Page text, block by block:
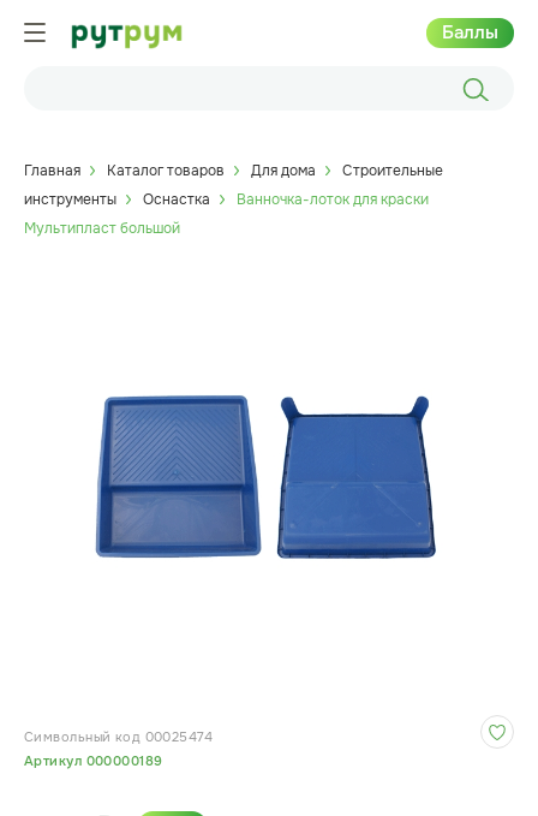
Баллы
Главная Каталог товаров Для дома
Строительные
инструменты
Оснастка
Ванночка-лоток для краски
Мультипласт большой
Символьный код 00025474
Артикул 000000189